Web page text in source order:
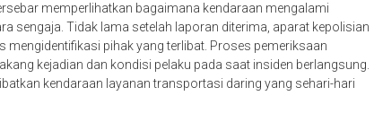
memperlihatkan bagaimana kendaraan mengalami
sengaja. Tidak lama setelah laporan diterima, aparat kepolisian
pihak yang terlibat. Proses pemeriksaan
kejadian dan kondisi pelaku pada saat insiden berlangsung.
kendaraan layanan transportasi daring yang sehari-hari